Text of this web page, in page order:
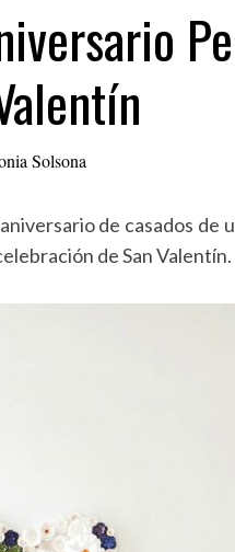
Solsona
de casados de
de San Valentín.